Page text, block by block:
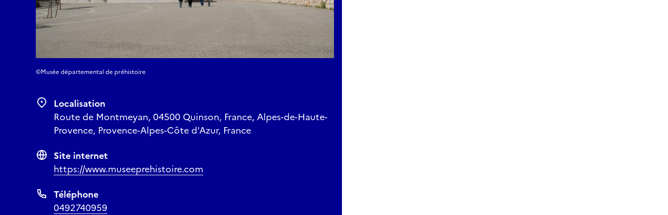
©Musée départemental de préhistoire
Localisation
Route de Montmeyan, 04500 Quinson, France, Alpes-de-Haute-
Provence, Provence-Alpes-Côte d'Azur, France
Site internet
https://www.museeprehistoire.com
Téléphone
0492740959